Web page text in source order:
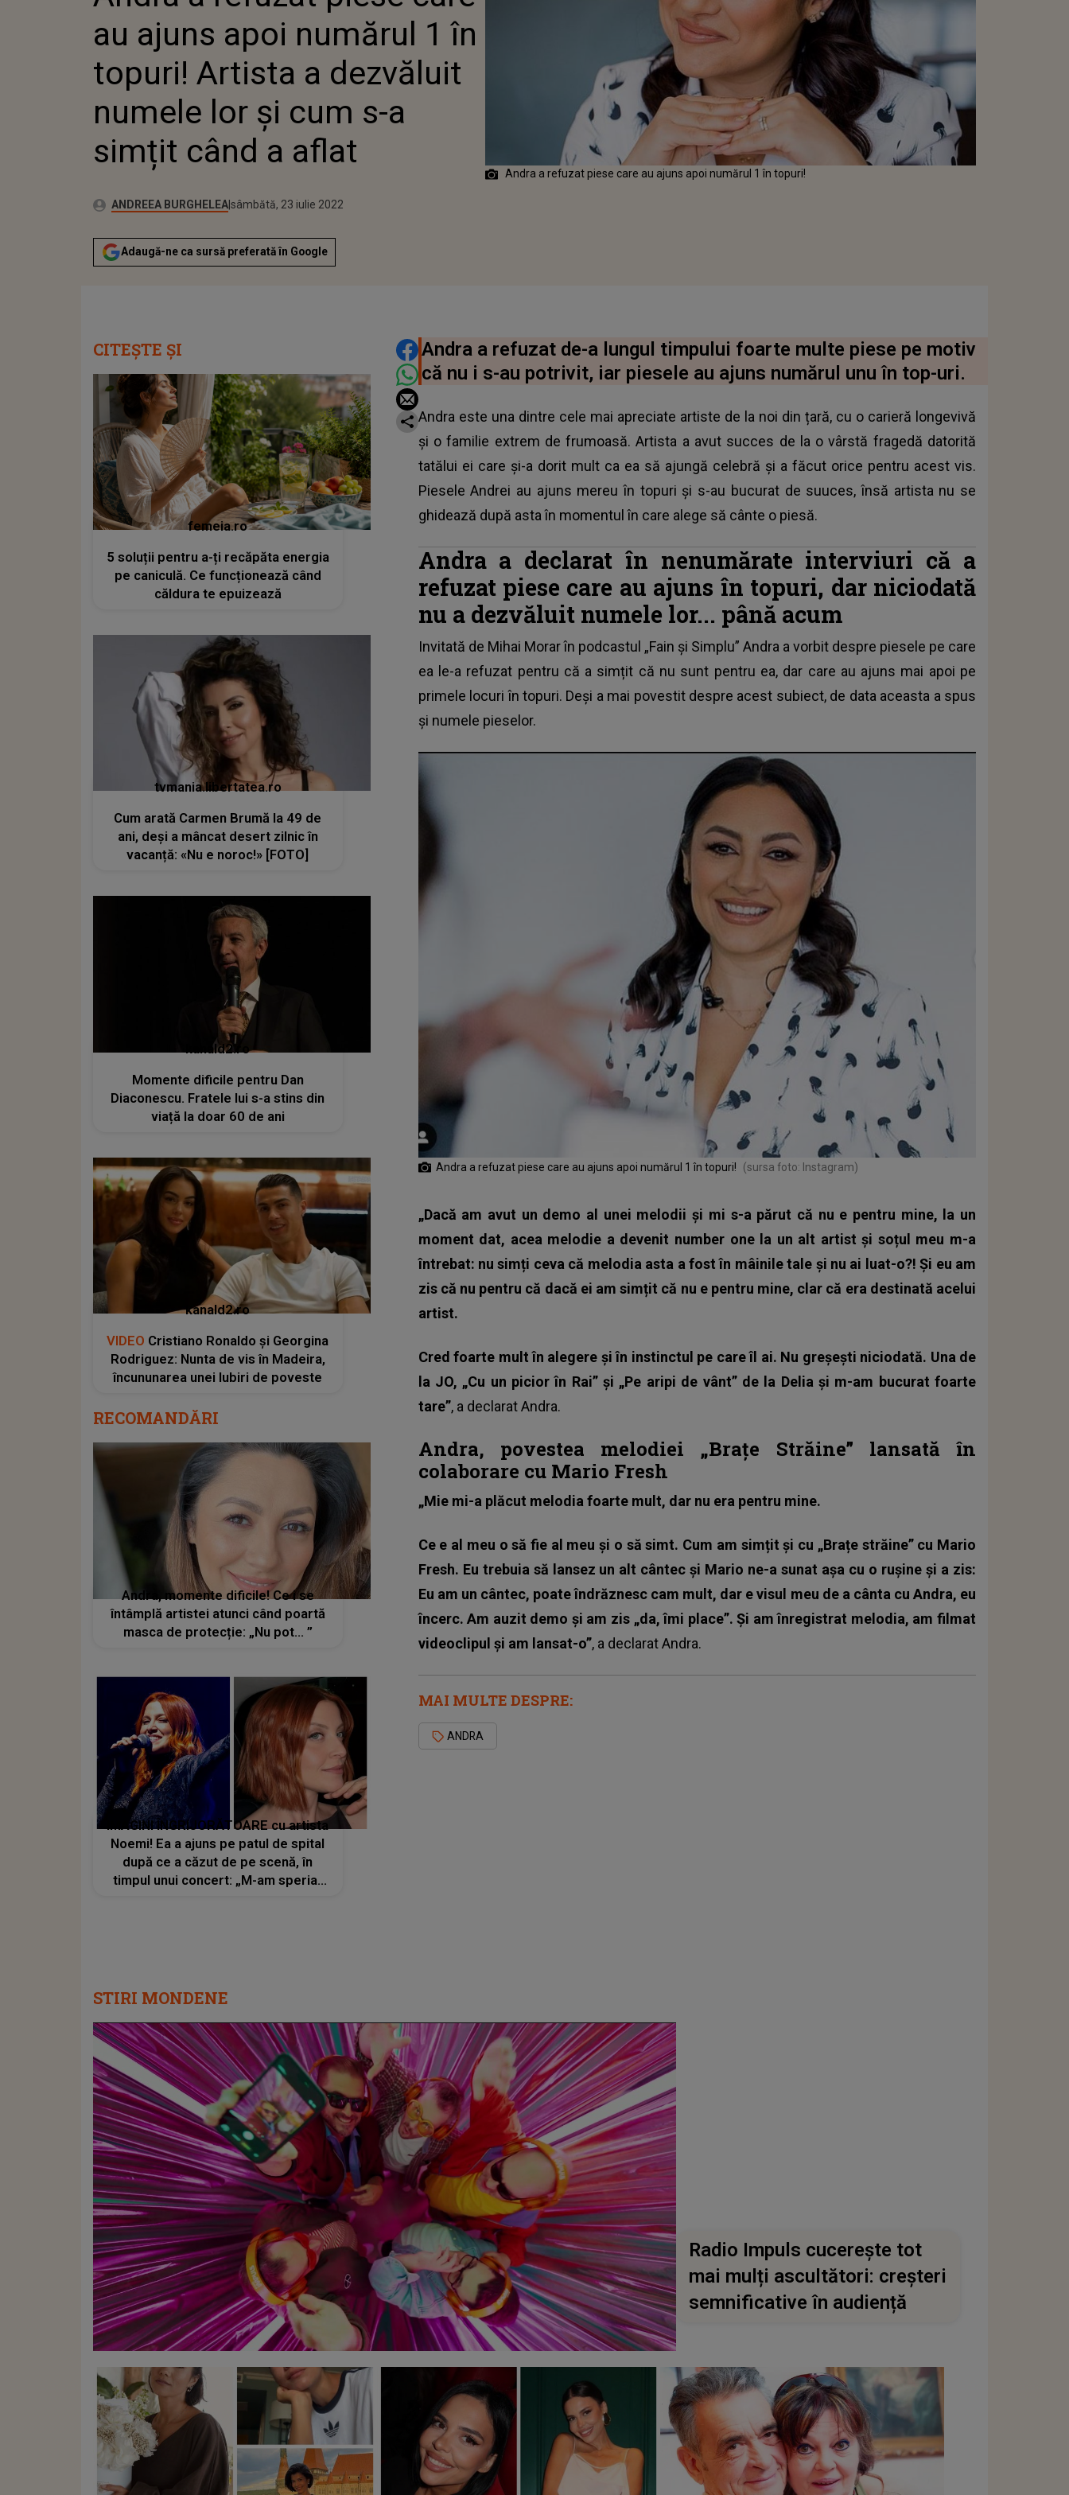
DEZVĂLUIT NUMELE LOR ȘI
CUM S-A SIMȚIT CÂND A
AFLAT
au ajuns apoi numărul 1 în
topuri! Artista a dezvăluit
numele lor și cum s-a
simțit când a aflat
Autor:ANDREEA BURGHELEAPublicat:
joi, 6 mai 2021
Actualizat:
sâmbătă, 23 iulie 2022
Adaugă-ne ca sursă preferată în Google
Andra a refuzat piese care au ajuns apoi numărul 1 în topuri!
DISTRIBUIE ARTICOLUL
Andra a refuzat de-a lungul timpului foarte multe piese pe motiv
că nu i s-au potrivit, iar piesele au ajuns numărul unu în top-uri.
Andra este una dintre cele mai apreciate artiste de la noi din țară, cu o carieră longevivă
și o familie extrem de frumoasă. Artista a avut succes de la o vârstă fragedă datorită
tatălui ei care și-a dorit mult ca ea să ajungă celebră și a făcut orice pentru acest vis.
Piesele Andrei au ajuns mereu în topuri și s-au bucurat de suuces, însă artista nu se
ghidează după asta în momentul în care alege să cânte o piesă.
Andra a declarat în nenumărate interviuri că a
refuzat piese care au ajuns în topuri, dar niciodată
nu a dezvăluit numele lor... până acum
Invitată de Mihai Morar în podcastul „Fain și Simplu” Andra a vorbit despre piesele pe care
ea le-a refuzat pentru că a simțit că nu sunt pentru ea, dar care au ajuns mai apoi pe
primele locuri în topuri. Deși a mai povestit despre acest subiect, de data aceasta a spus
și numele pieselor.
Andra a refuzat piese care au ajuns apoi numărul 1 în topuri! (sursa foto: Instagram)
„Dacă am avut un demo al unei melodii și mi s-a părut că nu e pentru mine, la un
moment dat, acea melodie a devenit number one la un alt artist și soțul meu m-a
întrebat: nu simți ceva că melodia asta a fost în mâinile tale și nu ai luat-o?! Și eu am
zis că nu pentru că dacă ei am simțit că nu e pentru mine, clar că era destinată acelui
artist.
Cred foarte mult în alegere și în instinctul pe care îl ai. Nu greșești niciodată. Una de
la JO, „Cu un picior în Rai” și „Pe aripi de vânt” de la Delia și m-am bucurat foarte
tare”, a declarat Andra.
Andra, povestea melodiei „Brațe Străine” lansată în
colaborare cu Mario Fresh
„Mie mi-a plăcut melodia foarte mult, dar nu era pentru mine.
Ce e al meu o să fie al meu și o să simt. Cum am simțit și cu „Brațe străine” cu Mario
Fresh. Eu trebuia să lansez un alt cântec și Mario ne-a sunat așa cu o rușine și a zis:
Eu am un cântec, poate îndrăznesc cam mult, dar e visul meu de a cânta cu Andra, eu
încerc. Am auzit demo și am zis „da, îmi place”. Și am înregistrat melodia, am filmat
videoclipul și am lansat-o”, a declarat Andra.
MAI MULTE DESPRE:
ANDRA
CITEȘTE ȘI
femeia.ro
5 soluții pentru a-ți recăpăta energia
pe caniculă. Ce funcționează când
căldura te epuizează
tvmania.libertatea.ro
Cum arată Carmen Brumă la 49 de
ani, deși a mâncat desert zilnic în
vacanță: «Nu e noroc!» [FOTO]
kanald2.ro
Momente dificile pentru Dan
Diaconescu. Fratele lui s-a stins din
viață la doar 60 de ani
kanald2.ro
VIDEO Cristiano Ronaldo și Georgina
Rodriguez: Nunta de vis în Madeira,
încununarea unei Iubiri de poveste
RECOMANDĂRI
Andra, momente dificile! Ce i se
întâmplă artistei atunci când poartă
masca de protecție: „Nu pot... ”
IMAGINI ÎNGRIJORĂTOARE cu artista
Noemi! Ea a ajuns pe patul de spital
după ce a căzut de pe scenă, în
timpul unui concert: „M-am speriat
STIRI MONDENE
Radio Impuls cucerește tot
mai mulți ascultători: creșteri
semnificative în audiență